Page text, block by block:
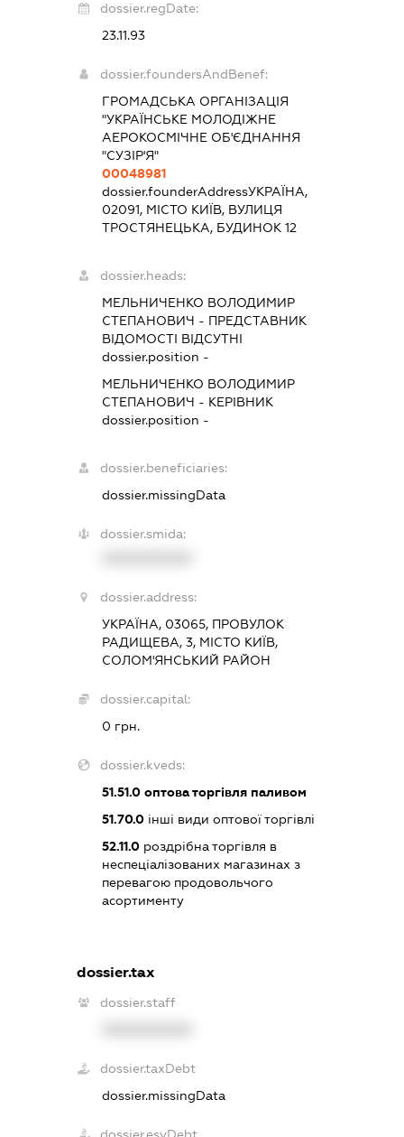
dossier.regDate:
23.11.93
dossier.foundersAndBenef:
ГРОМАДСЬКА ОРГАНІЗАЦІЯ
"УКРАЇНСЬКЕ МОЛОДІЖНЕ
АЕРОКОСМІЧНЕ ОБ'ЄДНАННЯ
"СУЗІР'Я"
00048981
dossier.founderAddressУКРАЇНА,
02091, МІСТО КИЇВ, ВУЛИЦЯ
ТРОСТЯНЕЦЬКА, БУДИНОК 12
dossier.heads:
МЕЛЬНИЧЕНКО ВОЛОДИМИР
СТЕПАНОВИЧ - ПРЕДСТАВНИК
ВІДОМОСТІ ВІДСУТНІ
dossier.position -
МЕЛЬНИЧЕНКО ВОЛОДИМИР
СТЕПАНОВИЧ - КЕРІВНИК
dossier.position -
dossier.beneficiaries:
dossier.missingData
dossier.smida:
dossier.address:
УКРАЇНА, 03065, ПРОВУЛОК
РАДИЩЕВА, 3, МІСТО КИЇВ,
СОЛОМ'ЯНСЬКИЙ РАЙОН
dossier.capital:
0 грн.
dossier.kveds:
51.51.0 оптова торгівля паливом
51.70.0 інші види оптової торгівлі
52.11.0 роздрібна торгівля в
неспеціалізованих магазинах з
перевагою продовольчого
асортименту
dossier.tax
dossier.staff
dossier.taxDebt
dossier.missingData